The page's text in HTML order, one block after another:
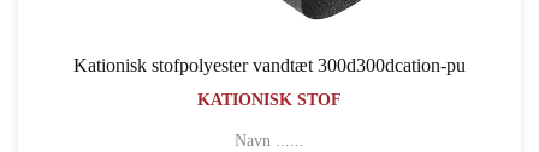
300d300dcation-pu Kationisk stof